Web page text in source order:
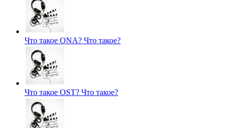
Что такое ONA? Что такое?
Что такое OST? Что такое?